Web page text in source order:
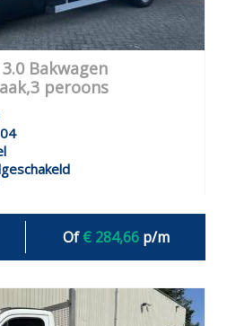
Bakwagen
peroons
Of€ 284,66p/m